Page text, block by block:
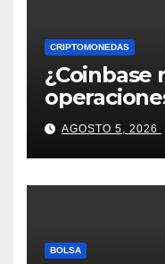
CRIPTOMONEDAS
¿Coinbase
Post
debate
AGOSTO 5, 2026
BOLSA